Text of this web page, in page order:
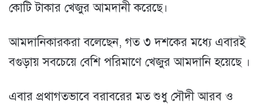
কোটি টাকার খেজুর আমদানী করেছে।
আমদানিকারকরা বলেছেন, গত ৩ দশকের মধ্যে এবারই
বগুড়ায় সবচেয়ে বেশি পরিমাণে খেজুর আমদানি হয়েছে ।
এবার প্রথাগতভাবে বরাবরের মত শুধু সৌদী আরব ও